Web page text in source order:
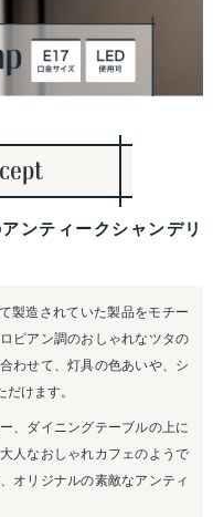
ンティークシャンデリ
製造されていた製品をモチー
ピアン調のおしゃれなツタの
わせて、灯具の色あいや、シ
けます。
、ダイニングテーブルの上に
人なおしゃれカフェのようで
オリジナルの素敵なアンティ